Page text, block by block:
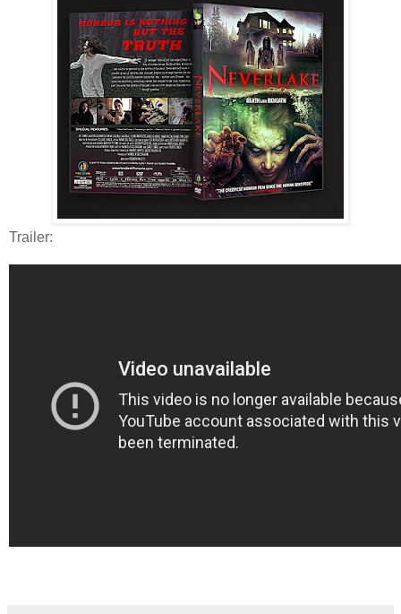
Trailer: